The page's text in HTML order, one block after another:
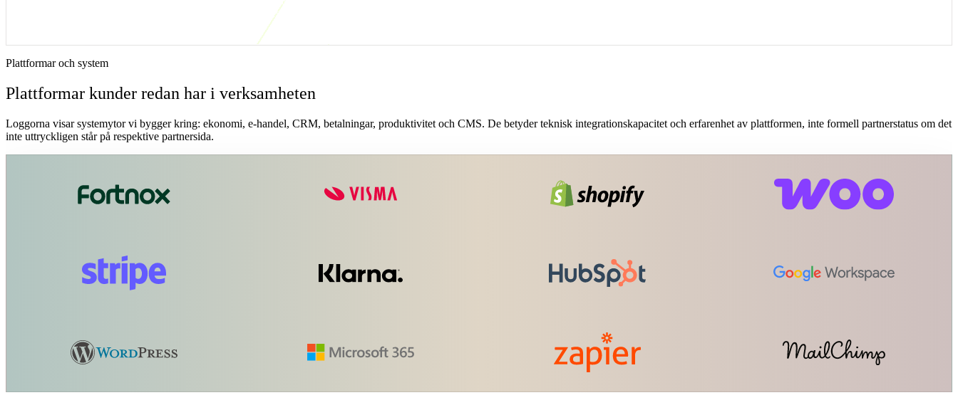
misslyckad debitering, abonnemangsstatus eller dispute. Första versionen bör bara lyfta de händelser som
Plattformar och system
Plattformar kunder redan har i verksamheten
Loggorna visar systemytor vi bygger kring: ekonomi, e-handel, CRM, betalningar, produktivitet och CMS. De betyder teknisk integrationskapacitet och erfarenhet av plattformen, inte formell partnerstatus om det
inte uttryckligen står på respektive partnersida.